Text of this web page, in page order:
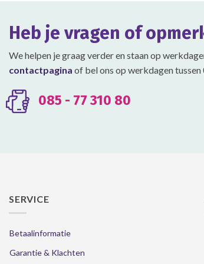
kan
gekozen
worden
op
productpagina
kan
gekozen
worden
op
Heb je vragen of
We helpen je graag verder en staan op
contactpagina of bel ons op werkdagen tussen
085 - 77 310 80
SERVICE
Betaalinformatie
Garantie & Klachten